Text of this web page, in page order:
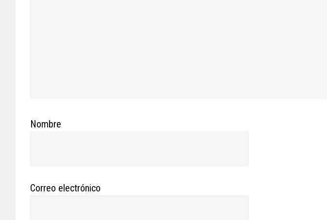
Nombre
Correo electrónico